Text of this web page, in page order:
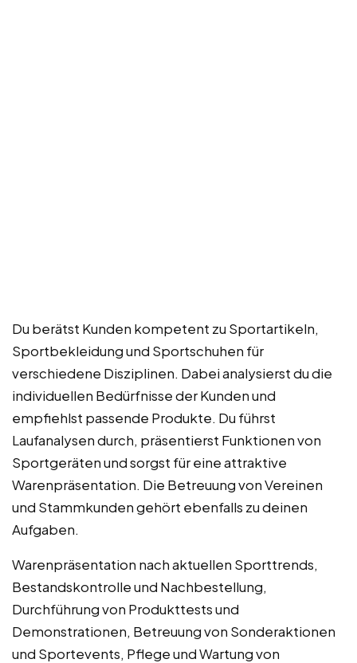
Du berätst Kunden kompetent zu Sportartikeln,
Sportbekleidung und Sportschuhen für
verschiedene Disziplinen. Dabei analysierst du die
individuellen Bedürfnisse der Kunden und
empfiehlst passende Produkte. Du führst
Laufanalysen durch, präsentierst Funktionen von
Sportgeräten und sorgst für eine attraktive
Warenpräsentation. Die Betreuung von Vereinen
und Stammkunden gehört ebenfalls zu deinen
Aufgaben.
Warenpräsentation nach aktuellen Sporttrends,
Bestandskontrolle und Nachbestellung,
Durchführung von Produkttests und
Demonstrationen, Betreuung von Sonderaktionen
und Sportevents, Pflege und Wartung von